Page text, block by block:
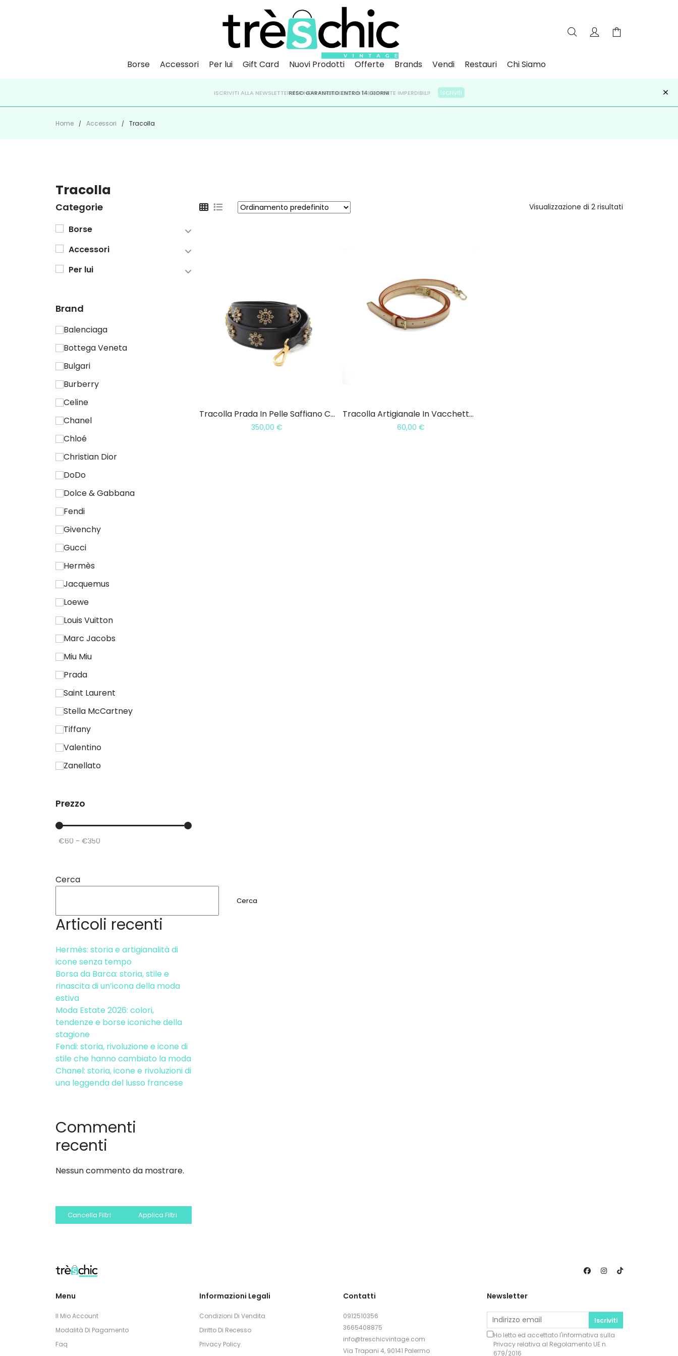
Borse Accessori Per lui Gift Card Nuovi Prodotti Offerte Brands Vendi Restauri Chi Siamo
PAGA A RATE CONKLARNA,HEYLIGHT,APPAGO Scopri
ISCRIVITI ALLA NEWSLETTER PER NON PERDERE SCONTI E OFFERTE IMPERDIBILI! Iscriviti
RESO GARANTITO ENTRO 14 GIORNI ×
Home Accessori Tracolla
Tracolla
Categorie
Borse
A spalla
Borse da viaggio
Marsupio
Pochette
Accessori
Bracciale
Cappello
Charm
Cintura
Collana
Portafoglio
Portacarte
bandeau
Tracolla
Per lui
Borsa da viaggio
Cintura
Pochette
Portafoglio
Zaino
Brand
Balenciaga
Bottega Veneta
Bulgari
Burberry
Celine
Chanel
Chloé
Christian Dior
DoDo
Dolce & Gabbana
Fendi
Givenchy
Gucci
Hermès
Jacquemus
Loewe
Louis Vuitton
Marc Jacobs
Miu Miu
Prada
Saint Laurent
Stella McCartney
Tiffany
Valentino
Zanellato
Prezzo
Prezzo
Max
Cerca
Cerca
Articoli recenti
Hermès: storia e artigianalità di
icone senza tempo
Borsa da Barca: storia, stile e
rinascita di un’icona della moda
estiva
Moda Estate 2026: colori,
tendenze e borse iconiche della
stagione
Fendi: storia, rivoluzione e icone di
stile che hanno cambiato la moda
Chanel: storia, icone e rivoluzioni di
una leggenda del lusso francese
Commenti
recenti
Nessun commento da mostrare.
Cancella Filtri Applica Filtri
Visualizzazione di 2 risultati
Tracolla Prada In Pelle Saffiano Con Fiori In Cristallo
350,00€
Tracolla Artigianale In Vacchetta Regolabile 20MM
60,00 €
Menu
Il Mio Account
Modalità Di Pagamento
Faq
Informazioni Legali
Condizioni Di Vendita
Diritto Di Recesso
Privacy Policy
Contatti
0912510356
3665408875
info@treschicvintage.com
Via Trapani 4, 90141 Palermo
Newsletter
Iscriviti
Ho letto ed accettato l'informativa sulla
Privacyrelativa al Regolamento UE n.
679/2016